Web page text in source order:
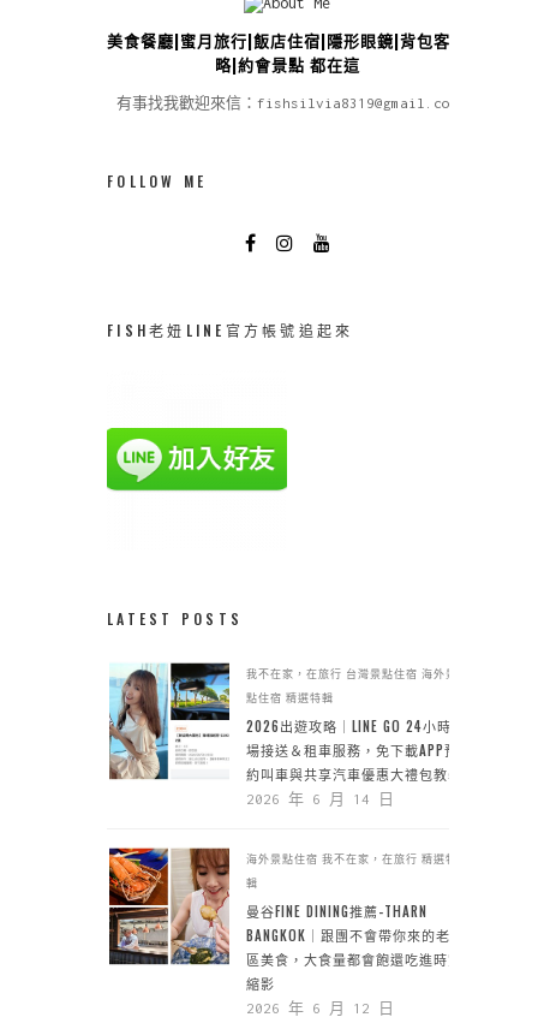
美食餐廳|蜜月旅行|飯店住宿|隱形眼鏡|背包客攻
略|約會景點 都在這
有事找我歡迎來信：fishsilvia8319@gmail.com
FOLLOW ME
FISH老妞LINE官方帳號追起來
LATEST POSTS
我不在家，在旅行 台灣景點住宿 海外景
點住宿 精選特輯
2026出遊攻略｜LINE GO 24小時機
場接送＆租車服務，免下載APP預
約叫車與共享汽車優惠大禮包教學
2026 年 6 月 14 日
海外景點住宿 我不在家，在旅行 精選特
輯
曼谷FINE DINING推薦-THARN
BANGKOK｜跟團不會帶你來的老城
區美食，大食量都會飽還吃進時空
縮影
2026 年 6 月 12 日